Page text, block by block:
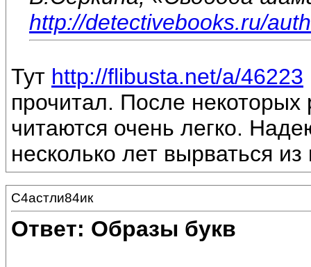
http://detectivebooks.ru/
Тут http://flibusta.net/a/46223
прочитал. После
читаются очень легко.
несколько лет вырваться из
С4астли84ик
Ответ: Образы букв